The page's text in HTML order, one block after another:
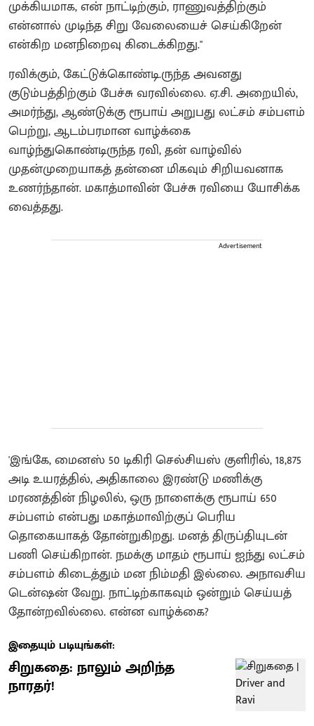
முக்கியமாக, என் நாட்டிற்கும், ராணுவத்திற்கும்
என்னால் முடிந்த சிறு வேலையைச் செய்கிறேன்
என்கிற மனநிறைவு கிடைக்கிறது."
ரவிக்கும், கேட்டுக்கொண்டி.ருந்த அவனது
குடும்பத்திற்கும் பேச்சு வரவில்லை. ஏ.சி. அறையில்,
அமர்ந்து, ஆண்டுக்கு ரூபாய் அறுபது லட்சம் சம்பளம்
பெற்று, ஆடம்பரமான வாழ்க்கை
வாழ்ந்துகொண்டிருந்த ரவி, தன் வாழ்வில்
முதன்முறையாகத் தன்னை மிகவும் சிறியவனாக
உணர்ந்தான். மகாத்மாவின் பேச்சு ரவியை யோசிக்க
வைத்தது.
Advertisement
'இங்கே, மைனஸ் 50 டிகிரி செல்சியஸ் குளிரில், 18,875
அடி உயரத்தில், அதிகாலை இரண்டு மணிக்கு
மரணத்தின் நிழலில், ஒரு நாளைக்கு ரூபாய் 650
சம்பளம் என்பது மகாத்மாவிற்குப் பெரிய
தொகையாகத் தோன்றுகிறது. மனத் திருப்தியுடன்
பணி செய்கிறான். நமக்கு மாதம் ரூபாய் ஐந்து லட்சம்
சம்பளம் கிடைத்தும் மன நிம்மதி இல்லை. அநாவசிய
டென்ஷன் வேறு. நாட்டிற்காகவும் ஒன்றும் செய்யத்
தோன்றவில்லை. என்ன வாழ்க்கை?
இதையும் படியுங்கள்:
சிறுகதை: நாலும் அறிந்த
நாரதர்!